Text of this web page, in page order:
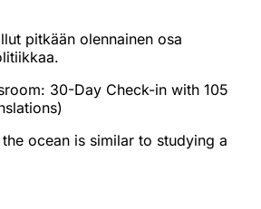
pitkään olennainen osa
30-Day Check-in with 105
ocean is similar to studying a